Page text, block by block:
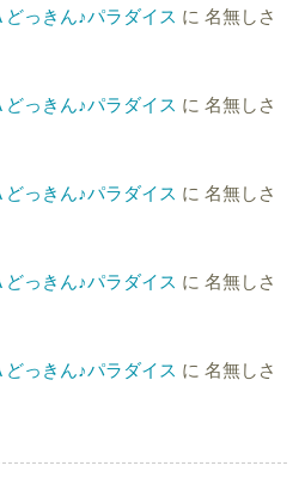
っきん♪パラダイス に 名無しさ
っきん♪パラダイス に 名無しさ
っきん♪パラダイス に 名無しさ
っきん♪パラダイス に 名無しさ
っきん♪パラダイス に 名無しさ